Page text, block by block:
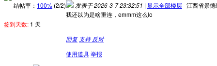
结帖率： 100% (2/2)
签到天数: 1 天
发表于 2026-3-7 23:32:51 | 显示全部楼层 江西省景德
我还以为是啥重连，emmm这么lo
回复 支持 反对
使用道具举报